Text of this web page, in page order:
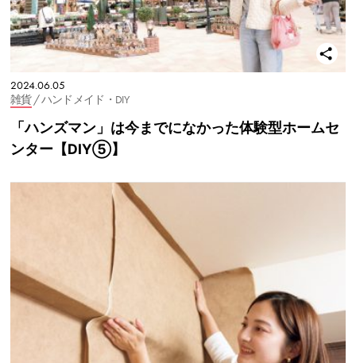
2024.06.05
雑貨/ ハンドメイド・DIY
「ハンズマン」は今までになかった体験型ホームセ
ンター【DIY⑤】